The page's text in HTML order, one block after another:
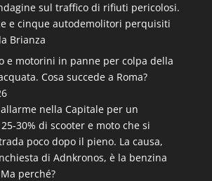
sul traffico di rifiuti pericolosi.
e cinque autodemolitori perquisiti
Brianza
e motorini in panne per colpa della
Cosa succede a Roma?
nella Capitale per un
30% di scooter e moto che si
poco dopo il pieno. La causa,
di Adnkronos, è la benzina
perché?